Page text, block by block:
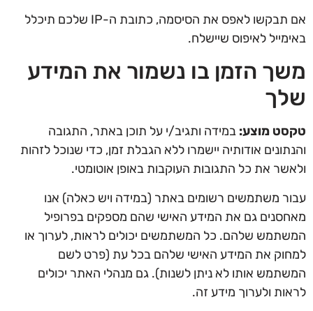
אם תבקשו לאפס את הסיסמה, כתובת ה-IP שלכם תיכלל
באימייל לאיפוס שיישלח.
משך הזמן בו נשמור את המידע
שלך
טקסט מוצע: במידה ותגיב/י על תוכן באתר, התגובה
והנתונים אודותיה יישמרו ללא הגבלת זמן, כדי שנוכל לזהות
ולאשר את כל התגובות העוקבות באופן אוטומטי.
עבור משתמשים רשומים באתר (במידה ויש כאלה) אנו
מאחסנים גם את המידע האישי שהם מספקים בפרופיל
המשתמש שלהם. כל המשתמשים יכולים לראות, לערוך או
למחוק את המידע האישי שלהם בכל עת (פרט לשם
המשתמש אותו לא ניתן לשנות). גם מנהלי האתר יכולים
לראות ולערוך מידע זה.